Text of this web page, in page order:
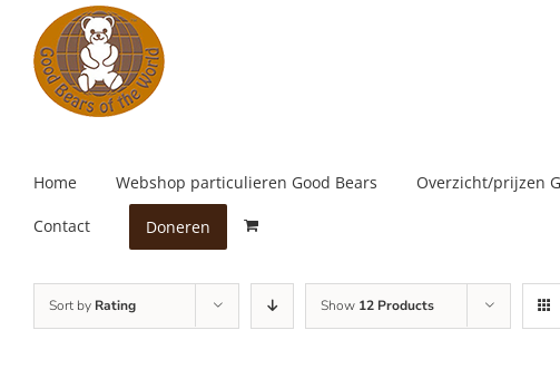
content
Home Webshop particulieren Good Bears Overzicht/prijzen
Contact Doneren
Sort by Rating Show 12 Products